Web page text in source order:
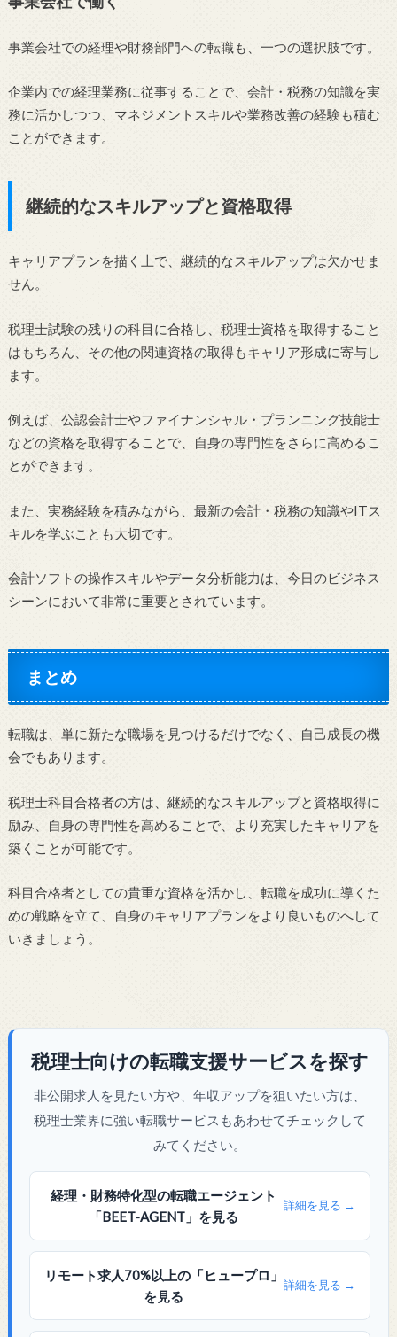
事業会社での経理や財務部門への転職も、一つの選択肢です。
企業内での経理業務に従事することで、会計・税務の知識を実
務に活かしつつ、マネジメントスキルや業務改善の経験も積む
ことができます。
継続的なスキルアップと資格取得
キャリアプランを描く上で、継続的なスキルアップは欠かせま
せん。
税理士試験の残りの科目に合格し、税理士資格を取得すること
はもちろん、その他の関連資格の取得もキャリア形成に寄与し
ます。
例えば、公認会計士やファイナンシャル・プランニング技能士
などの資格を取得することで、自身の専門性をさらに高めるこ
とができます。
また、実務経験を積みながら、最新の会計・税務の知識やITス
キルを学ぶことも大切です。
会計ソフトの操作スキルやデータ分析能力は、今日のビジネス
シーンにおいて非常に重要とされています。
まとめ
転職は、単に新たな職場を見つけるだけでなく、自己成長の機
会でもあります。
税理士科目合格者の方は、継続的なスキルアップと資格取得に
励み、自身の専門性を高めることで、より充実したキャリアを
築くことが可能です。
科目合格者としての貴重な資格を活かし、転職を成功に導くた
めの戦略を立て、自身のキャリアプランをより良いものへして
いきましょう。
税理士向けの転職支援サービスを探す
非公開求人を見たい方や、年収アップを狙いたい方は、
税理士業界に強い転職サービスもあわせてチェックして
みてください。
経理・財務特化型の転職エージェント
「BEET-AGENT」を見る
詳細を見る →
リモート求人70%以上の「ヒュープロ」
を見る
詳細を見る →